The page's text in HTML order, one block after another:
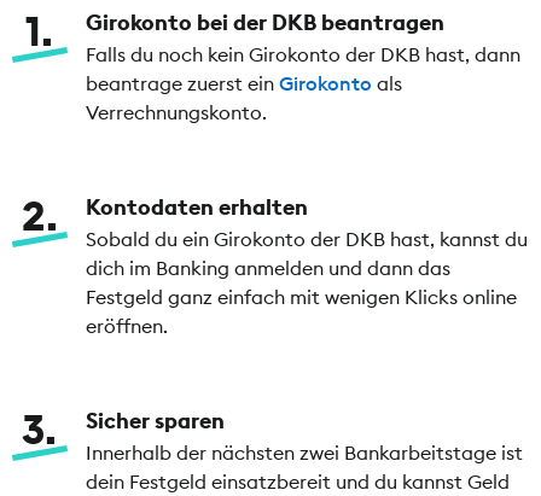
1 Girokonto bei der DKB beantragen
Falls du noch kein Girokonto der DKB hast, dann
beantrage zuerst ein Girokonto als
Verrechnungskonto.
2 Kontodaten erhalten
Sobald du ein Girokonto der DKB hast, kannst du
dich im Banking anmelden und dann das
Festgeld ganz einfach mit wenigen Klicks online
eröffnen.
3 Sicher sparen
Innerhalb der nächsten zwei Bankarbeitstage ist
dein Festgeld einsatzbereit und du kannst Geld